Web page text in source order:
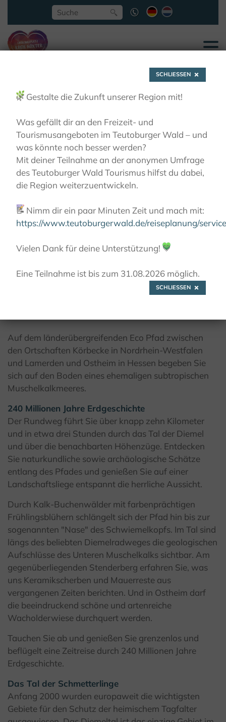
Schwiemelkopf
AKTIVITÄTEN
ERLESENE NATUR
© K. Krajewski,Kulturland Kreis Höxter
Auf dem länderübergreifenden Eco Pfad zwischen
den Ortschaften Körbecke in Nordrhein-Westfalen
und Lamerden und Ostheim in Hessen begeben Sie
sich auf den Boden eines ehemaligen subtropischen
Muschelkalkmeeres.
240 Millionen Jahre Erdgeschichte
Der Rundweg führt Sie über knapp zehn Kilometer
und in etwa drei Stunden durch das Tal der Diemel
und über die benachbarten Höhenzüge. Entdecken
Sie naturkundliche sowie archäologische Schätze
entlang des Pfades und genießen Sie auf einer
Landschaftsliege entspannt die herrliche Aussicht.
Durch Kalk-Buchenwälder mit farbenprächtigen
Frühlingsblühern schlängelt sich der Pfad hin bis zur
sogenannten "Nase" des Schwiemelkopfs. Im Tal sind
längs des beliebten Diemelradweges die geologischen
Aufschlüsse des Unteren Muschelkalks sichtbar. Am
gegenüberliegenden Stenderberg erfahren Sie, was
uns Keramikscherben und Mauerreste aus
vergangenen Zeiten berichten. Und in Ostheim darf
die beeindruckend schöne und artenreiche
Wacholderwiese durchquert werden.
Tauchen Sie ab und genießen Sie grenzenlos und
beflügelt eine Zeitreise durch 240 Millionen Jahre
Erdgeschichte.
Das Tal der Schmetterlinge
Anfang 2000 wurden europaweit die wichtigsten
Gebiete für den Schutz der heimischem Tagfalter
SCHLIESSEN
🌿 Gestalte die Zukunft unserer Region mit!
Was gefällt dir an den Freizeit- und
Tourismusangeboten im Teutoburger Wald – und
was könnte noch besser werden?
Mit deiner Teilnahme an der anonymen Umfrage
des Teutoburger Wald Tourismus hilfst du dabei,
die Region weiterzuentwickeln.
📝 Nimm dir ein paar Minuten Zeit und mach mit:
https://www.teutoburgerwald.de/reiseplanung/
Vielen Dank für deine Unterstützung! 💚
Eine Teilnahme ist bis zum 31.08.2026 möglich.
SCHLIESSEN